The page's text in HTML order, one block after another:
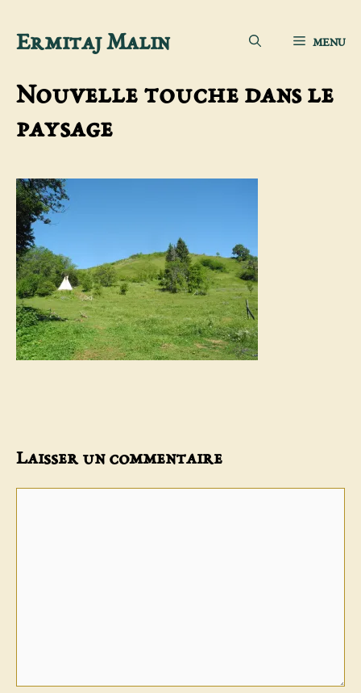
Aller
contenu
Ermitaj Malin MENU
Nouvelle touche dans le
paysage
Laisser un commentaire